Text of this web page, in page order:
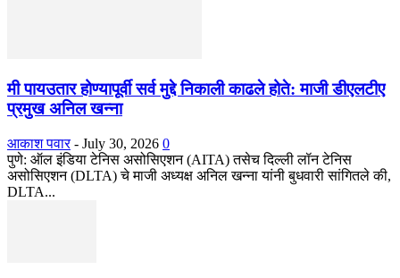
मी पायउतार होण्यापूर्वी सर्व मुद्दे निकाली काढले होते: माजी डीएलटीए
प्रमुख अनिल खन्ना
आकाश पवार - July 30, 2026 0
पुणे: ऑल इंडिया टेनिस असोसिएशन (AITA) तसेच दिल्ली लॉन टेनिस
असोसिएशन (DLTA) चे माजी अध्यक्ष अनिल खन्ना यांनी बुधवारी सांगितले की,
DLTA...